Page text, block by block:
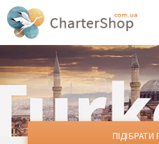
ПІДІБРАТИ
ПІДІБРАТИ